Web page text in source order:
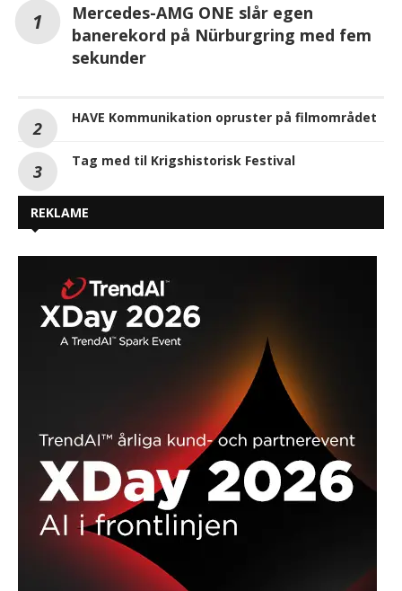
Mercedes-AMG ONE slår egen
banerekord på Nürburgring med fem
sekunder
HAVE Kommunikation opruster på filmområdet
Tag med til Krigshistorisk Festival
REKLAME